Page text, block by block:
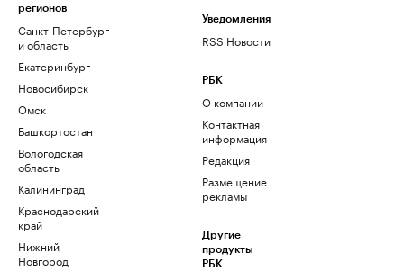
регионов
Санкт-Петербург
и область
Екатеринбург
Новосибирск
Омск
Башкортостан
Вологодская
область
Калининград
Краснодарский
край
Нижний
Новгород
Уведомления
RSS Новости
РБК
О компании
Контактная
информация
Редакция
Размещение
рекламы
Другие
продукты
РБК